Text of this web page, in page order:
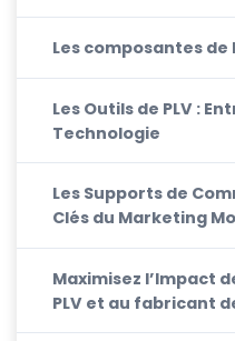
Les composantes de
Les Outils de PLV :
Technologie
Les Supports de
Clés du Marketing
Maximisez l’Impact
PLV et au fabricant